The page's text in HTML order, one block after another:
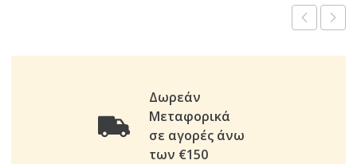
Δωρεάν
Μεταφορικά
σε αγορές άνω
των €150